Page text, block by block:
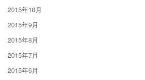
2015年10月
2015年9月
2015年8月
2015年7月
2015年6月